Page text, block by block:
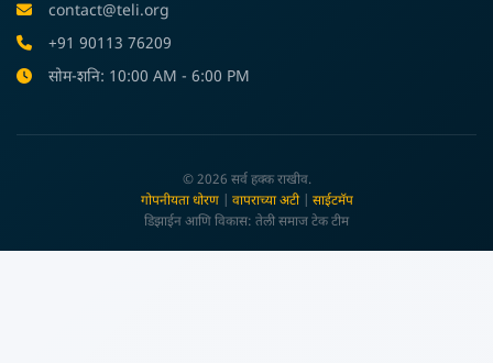
contact@teli.org
+91 90113 76209
सोम-शनि: 10:00 AM - 6:00 PM
© 2026 सर्व हक्क राखीव.
गोपनीयता धोरण| वापराच्या अटी| साईटमॅप
डिझाईन आणि विकास: तेली समाज टेक टीम